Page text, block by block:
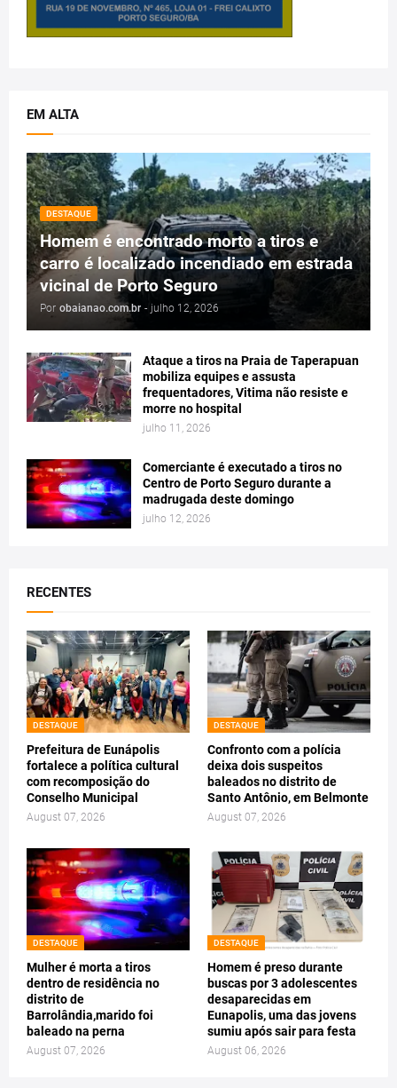
EM ALTA
DESTAQUE
Homem é encontrado morto a tiros e
carro é localizado incendiado em estrada
vicinal de Porto Seguro
Por obaianao.com.br - julho 12, 2026
Ataque a tiros na Praia de Taperapuan
mobiliza equipes e assusta
frequentadores, Vitima não resiste e
morre no hospital
julho 11, 2026
Comerciante é executado a tiros no
Centro de Porto Seguro durante a
madrugada deste domingo
julho 12, 2026
RECENTES
DESTAQUE
Prefeitura de Eunápolis
fortalece a política cultural
com recomposição do
Conselho Municipal
August 07, 2026
DESTAQUE
Confronto com a polícia
deixa dois suspeitos
baleados no distrito de
Santo Antônio, em Belmonte
August 07, 2026
DESTAQUE
Mulher é morta a tiros
dentro de residência no
distrito de
Barrolândia,marido foi
baleado na perna
August 07, 2026
DESTAQUE
Homem é preso durante
buscas por 3 adolescentes
desaparecidas em
Eunapolis, uma das jovens
sumiu após sair para festa
August 06, 2026